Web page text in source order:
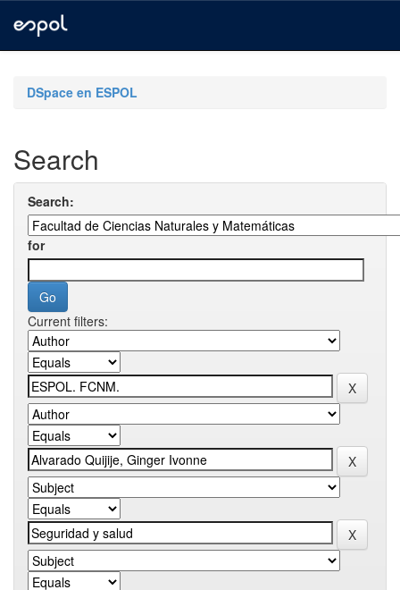
navigationDSpace en ESPOL
Search
Search:
for
Current filters: